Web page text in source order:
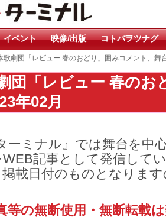
イベント 映像/出版 コトバヲツナグ
歌劇団「レビュー 春のおどり」囲みコメント、舞
団「レビュー 春のお
年02月
ーミナル』では舞台を中
WEB記事として発信して
載日付のものとなりま
の無断使用・無断転載